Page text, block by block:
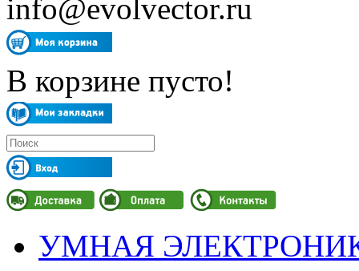
info@evolvector.ru
В корзине пусто!
УМНАЯ